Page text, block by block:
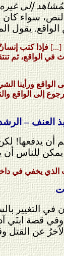
إلى
سواء كان
يقول
[...]فإذا كتب
في الواقع، ثم
إلى الواقع
إلى الواقع
العنف –
يدفعها!
للناس أن
يخفي في
التغيير
وفي قصة
الآخرُ عن